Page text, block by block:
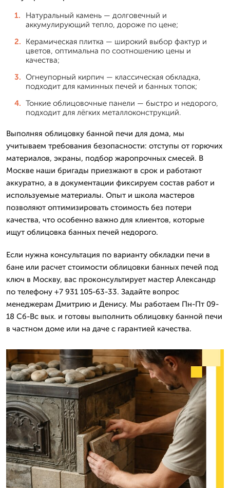
Натуральный камень — долговечный и
аккумулирующий тепло, дороже по цене;
Керамическая плитка — широкий выбор фактур и
цветов, оптимальна по соотношению цены и
качества;
Огнеупорный кирпич — классическая обкладка,
подходит для каминных печей и банных топок;
Тонкие облицовочные панели — быстро и недорого,
подходит для лёгких металлоконструкций.
Выполняя облицовку банной печи для дома, мы
учитываем требования безопасности: отступы от горючих
материалов, экраны, подбор жаропрочных смесей. В
Москве наши бригады приезжают в срок и работают
аккуратно, а в документации фиксируем состав работ и
используемые материалы. Опыт и школа мастеров
позволяют оптимизировать стоимость без потери
качества, что особенно важно для клиентов, которые
ищут облицовка банных печей недорого.
Если нужна консультация по варианту обкладки печи в
бане или расчет стоимости облицовки банных печей под
ключ в Москву, вас проконсультирует мастер Александр
по телефону +7 931 105-63-33. Задайте вопрос
менеджерам Дмитрию и Денису. Мы работаем Пн-Пт 09-
18 Сб-Вс вых. и готовы выполнить облицовку банной печи
в частном доме или на даче с гарантией качества.